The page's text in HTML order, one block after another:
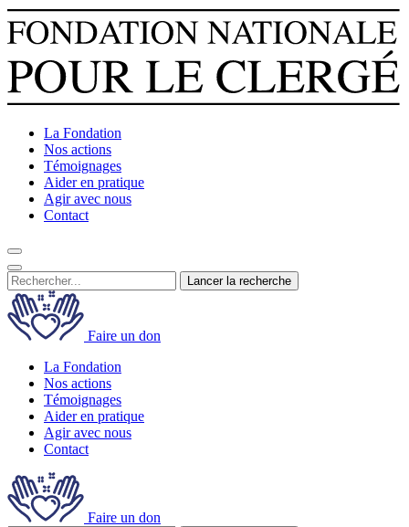
La Fondation
Nos actions
Témoignages
Aider en pratique
Agir avec nous
Contact
Lancer la recherche
Faire un don
La Fondation
Nos actions
Témoignages
Aider en pratique
Agir avec nous
Contact
Faire un don